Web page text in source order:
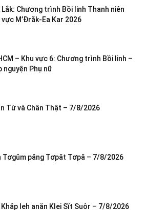
Lắk: Chương trình Bồi linh Thanh niên
vực M’Đrắk-Ea Kar 2026
– Khu vực 6: Chương trình Bồi linh –
nguyện Phụ nữ
Từ và Chân Thật – 7/8/2026
Tơgŭm păng Tơpăt Tơpă – 7/8/2026
Khăp leh anăn Klei Sĭt Suôr – 7/8/2026